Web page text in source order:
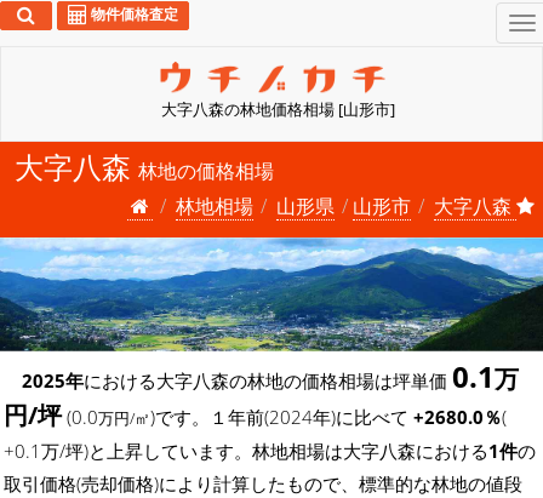
大字八森の林地価格相場 [山形市]
物件価格査定
大字八森 林地の価格相場
林地相場
山形県 山形市 大字八森
2025年における大字八森の林地の価格相場は坪単価 0.1万
円/坪(0.0万円/㎡)です。１年前(2024年)に比べて +2680.0％(
+0.1万/坪)と上昇しています。林地相場は大字八森における1件の
取引価格(売却価格)により計算したもので、標準的な林地の値段